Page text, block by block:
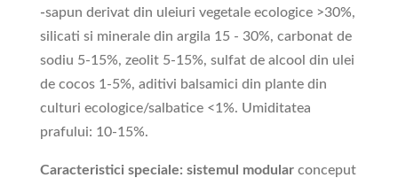
-sapun derivat din uleiuri vegetale ecologice >30%,
silicati si minerale din argila 15 - 30%, carbonat de
sodiu 5-15%, zeolit 5-15%, sulfat de alcool din ulei
de cocos 1-5%, aditivi balsamici din plante din
culturi ecologice/salbatice <1%. Umiditatea
prafului: 10-15%.
Caracteristici speciale: sistemul modularconceput